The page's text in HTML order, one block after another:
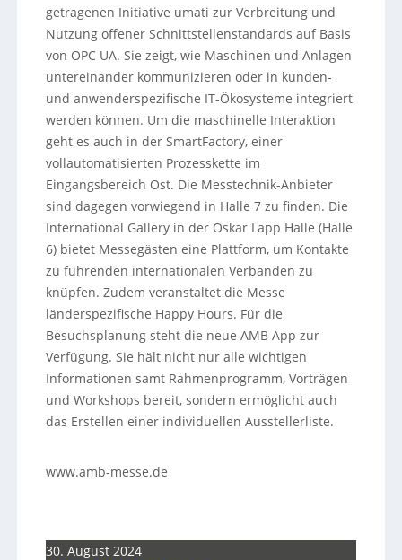
getragenen Initiative umati zur Verbreitung und
Nutzung offener Schnittstellenstandards auf Basis
von OPC UA. Sie zeigt, wie Maschinen und Anlagen
untereinander kommunizieren oder in kunden-
und anwenderspezifische IT-Ökosysteme integriert
werden können. Um die maschinelle Interaktion
geht es auch in der SmartFactory, einer
vollautomatisierten Prozesskette im
Eingangsbereich Ost. Die Messtechnik-Anbieter
sind dagegen vorwiegend in Halle 7 zu finden. Die
International Gallery in der Oskar Lapp Halle (Halle
6) bietet Messegästen eine Plattform, um Kontakte
zu führenden internationalen Verbänden zu
knüpfen. Zudem veranstaltet die Messe
länderspezifische Happy Hours. Für die
Besuchsplanung steht die neue AMB App zur
Verfügung. Sie hält nicht nur alle wichtigen
Informationen samt Rahmenprogramm, Vorträgen
und Workshops bereit, sondern ermöglicht auch
das Erstellen einer individuellen Ausstellerliste.
www.amb-messe.de
30. August 2024